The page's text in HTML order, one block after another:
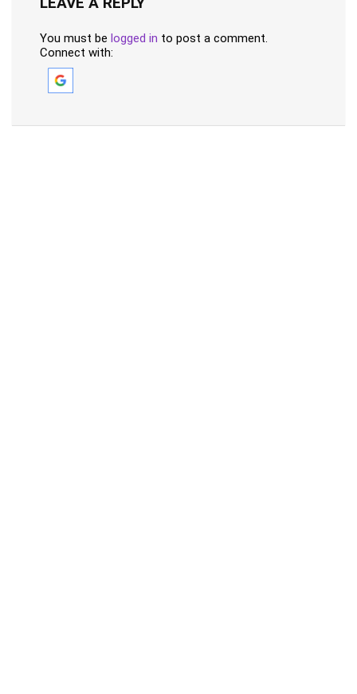
You must be logged in to post a comment.
Connect with: